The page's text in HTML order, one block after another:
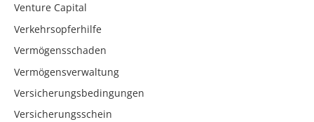
Venture Capital
Verkehrsopferhilfe
Vermögensschaden
Vermögensverwaltung
Versicherungsbedingungen
Versicherungsschein